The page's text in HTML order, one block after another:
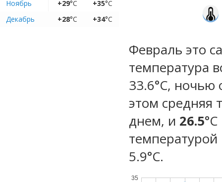
Ноябрь
+29°C +35°C
Декабрь
+28°C +34°C
Февраль это
температура
33.6°C, ночью
этом средняя
днем, и 26.5
температурой
5.9°С.
35